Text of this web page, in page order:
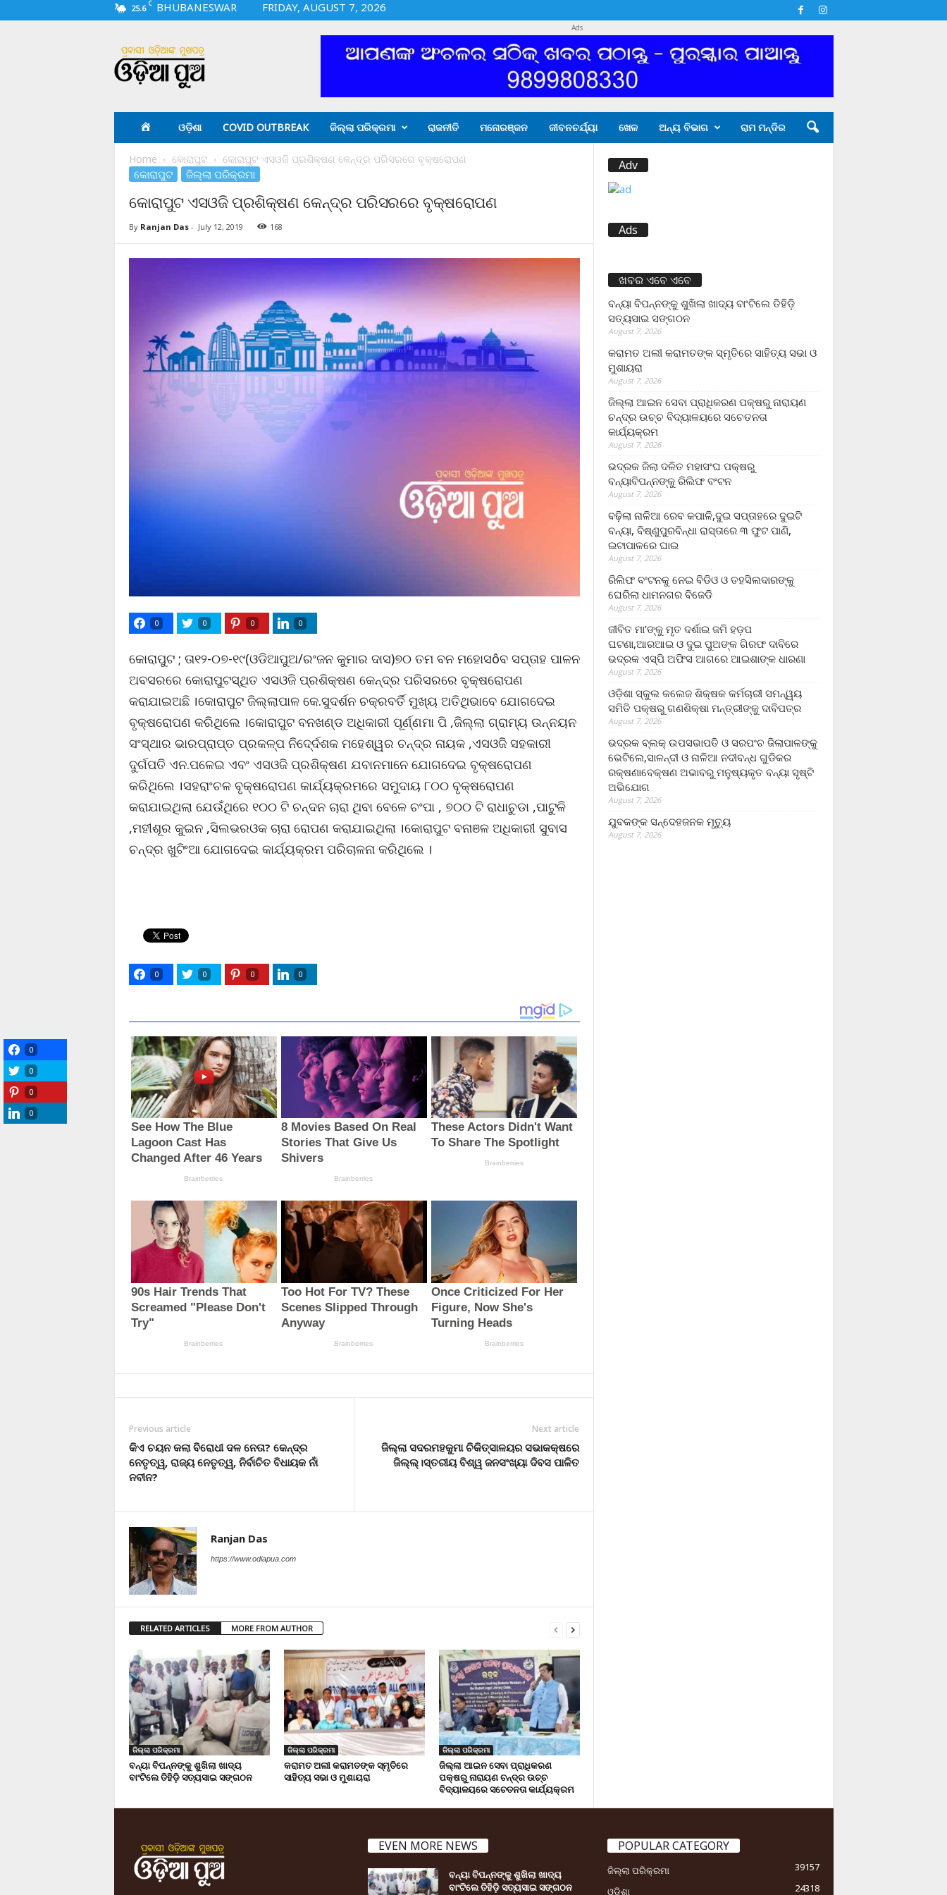
25.6 C BHUBANESWAR
FRIDAY, AUGUST 7, 2026
i
a
Ads
ଓଡ଼ିଶା COVID OUTBREAK ଜିଲ୍ଲା ପରିକ୍ରମା ରାଜନୀତି ମନୋରଞ୍ଜନ ଜୀବନଚର୍ଯ୍ୟା ଖେଳ ଅନ୍ୟ ବିଭାଗ ରାମ ମନ୍ଦିର
Home କୋରାପୁଟ କୋରାପୁଟ ଏସଓଜି ପ୍ରଶିକ୍ଷଣ କେନ୍ଦ୍ର ପରିସରରେ ବୃକ୍ଷରୋପଣ
କୋରାପୁଟ ଜିଲ୍ଲା ପରିକ୍ରମା
କୋରାପୁଟ ଏସଓଜି ପ୍ରଶିକ୍ଷଣ କେନ୍ଦ୍ର ପରିସରରେ ବୃକ୍ଷରୋପଣ
By Ranjan Das- July 12, 2019 168
0 0 0 0
କୋରାପୁଟ ; ତା୧୨-୦୭-୧୯(ଓଡିଆପୁଅ/ରଂଜନ କୁମାର ଦାସ)୭୦ ତମ ବନ ମହୋସôବ ସପ୍ତାହ ପାଳନ
ଅବସରରେ କୋରାପୁଟସ୍ଥିତ ଏସଓଜି ପ୍ରଶିକ୍ଷଣ କେନ୍ଦ୍ର ପରିସରରେ ବୃକ୍ଷରୋପଣ
କରାଯାଇଅଛି ।କୋରାପୁଟ ଜିଲ୍ଲାପାଳ କେ.ସୁଦର୍ଶନ ଚକ୍ରବର୍ତି ମୁଖ୍ୟ ଅତିଥିଭାବେ ଯୋଗଦେଇ
ବୃକ୍ଷରୋପଣ କରିଥିଲେ ।କୋରାପୁଟ ବନଖଣ୍ଡ ଅଧିକାରୀ ପୂର୍ଣ୍ଣମା ପି ,ଜିଲ୍ଲା ଗ୍ରାମ୍ୟ ଉନ୍ନୟନ
ସଂସ୍ଥାର ଭାରପ୍ରାପ୍ତ ପ୍ରକଳ୍ପ ନିଦେ୍ର୍ଦଶକ ମହେଶ୍ୱର ଚନ୍ଦ୍ର ନାୟକ ,ଏସଓଜି ସହକାରୀ
ଦୁର୍ଗପତି ଏନ.ପଳେଇ ଏବଂ ଏସଓଜି ପ୍ରଶିକ୍ଷଣ ଯବାନମାନେ ଯୋଗଦେଇ ବୃକ୍ଷରୋପଣ
କରିଥିଲେ ।ସହରାଂଚଳ ବୃକ୍ଷରୋପଣ କାର୍ଯ୍ୟକ୍ରମରେ ସମୁଦାୟ ୮୦୦ ବୃକ୍ଷରୋପଣ
କରାଯାଇଥିଲା ଯେଉଁଥିରେ ୧୦୦ ଟି ଚନ୍ଦନ ଚାରା ଥିବା ବେଳେ ଚଂପା , ୭୦୦ ଟି ରାଧାଚୁଡା ,ପାଟୁଳି
,ମହୀଶୂର କୁଇନ ,ସିଲଭରଓକ ଚାରା ରୋପଣ କରାଯାଇଥିଲା ।କୋରାପୁଟ ବନାଞଳ ଅଧିକାରୀ ସୁବାସ
ଚନ୍ଦ୍ର ଖୁଟିଂଆ ଯୋଗଦେଇ କାର୍ଯ୍ୟକ୍ରମ ପରିଚାଳନା କରିଥିଲେ ।
0 0 0 0
Previous article
କିଏ ଚୟନ କଲା ବିରୋଧୀ ଦଳ ନେତା? କେନ୍ଦ୍ର
ନେତୃତ୍ୱ, ରାଜ୍ୟ ନେତୃତ୍ୱ, ନିର୍ବାଚିତ ବିଧାୟକ ନାଁ
ନବୀନ?
Next article
ଜିଲ୍ଲା ସଦରମହକୁମା ଚିକିତ୍ସାଳୟର ସଭାକକ୍ଷରେ
ଜିଲ୍ଲ୍।ସ୍ତରୀୟ ବିଶ୍ୱ ଜନସଂଖ୍ୟା ଦିବସ ପାଳିତ
Ranjan Das
https://www.odiapua.com
RELATED ARTICLES MORE FROM AUTHOR
ଜିଲ୍ଲା ପରିକ୍ରମା
ବନ୍ୟା ବିପନ୍ନଙ୍କୁ ଶୁଖିଲା ଖାଦ୍ୟ
ବାଂଟିଲେ ତିହିଡି଼ ସତ୍ୟସାଇ ସଙ୍ଗଠନ
ଜିଲ୍ଲା ପରିକ୍ରମା
କରାମତ ଅଲୀ କରାମତଙ୍କ ସ୍ମୃତିରେ
ସାହିତ୍ୟ ସଭା ଓ ମୁଶାୟରା
ଜିଲ୍ଲା ପରିକ୍ରମା
ଜିଲ୍ଲା ଆଇନ ସେବା ପ୍ରାଧିକରଣ
ପକ୍ଷରୁ ନାରାୟଣ ଚନ୍ଦ୍ର ଉଚ୍ଚ
ବିଦ୍ୟାଳୟରେ ସଚେତନତା କାର୍ଯ୍ୟକ୍ରମ
Adv
Ads
ଖବର ଏବେ ଏବେ
ବନ୍ୟା ବିପନ୍ନଙ୍କୁ ଶୁଖିଲା ଖାଦ୍ୟ ବାଂଟିଲେ ତିହିଡି଼
ସତ୍ୟସାଇ ସଙ୍ଗଠନ
August 7, 2026
କରାମତ ଅଲୀ କରାମତଙ୍କ ସ୍ମୃତିରେ ସାହିତ୍ୟ ସଭା ଓ
ମୁଶାୟରା
August 7, 2026
ଜିଲ୍ଲା ଆଇନ ସେବା ପ୍ରାଧିକରଣ ପକ୍ଷରୁ ନାରାୟଣ
ଚନ୍ଦ୍ର ଉଚ୍ଚ ବିଦ୍ୟାଳୟରେ ସଚେତନତା
କାର୍ଯ୍ୟକ୍ରମ
August 7, 2026
ଭଦ୍ରକ ଜିଲା ଦଳିତ ମହାସଂଘ ପକ୍ଷରୁ
ବନ୍ୟାବିପନ୍ନଙ୍କୁ ରିଲିଫ ବଂଟନ
August 7, 2026
ବଢ଼ିଲା ନାଳିଆ ରେବ କପାଳି,ଦୁଇ ସପ୍ତାହରେ ଦୁଇଟି
ବନ୍ୟା, ବିଷ୍ଣୁପୁରବିନ୍ଧା ରାସ୍ତାରେ ୩ ଫୁଟ ପାଣି,
ଇଟାପାଳରେ ଘାଇ
August 7, 2026
ରିଲିଫ ବଂଟନକୁ ନେଇ ବିଡିଓ ଓ ତହସିଲଦାରଙ୍କୁ
ଘେରିଲା ଧାମନଗର ବିଜେଡି
August 7, 2026
ଜୀବିତ ମା’ଙ୍କୁ ମୃତ ଦର୍ଶାଇ ଜମି ହଡ଼ପ
ଘଟଣା,ଆରଆଇ ଓ ଦୁଇ ପୁଅଙ୍କ ଗିରଫ ଦାବିରେ
ଭଦ୍ରକ ଏସ୍‌ପି ଅଫିସ ଆଗରେ ଆଇଶାଙ୍କ ଧାରଣା
August 7, 2026
ଓଡ଼ିଶା ସ୍କୁଲ କଲେଜ ଶିକ୍ଷକ କର୍ମଚାରୀ ସମନ୍ୱୟ
ସମିତି ପକ୍ଷରୁ ଗଣଶିକ୍ଷା ମନ୍ତ୍ରୀଙ୍କୁ ଦାବିପତ୍ର
August 7, 2026
ଭଦ୍ରକ ବ୍ଲକ୍ ଉପସଭାପତି ଓ ସରପଂଚ ଜିଲାପାଳଙ୍କୁ
ଭେଟିଲେ,ସାଳନ୍ଦୀ ଓ ନାଳିଆ ନଦୀବନ୍ଧ ଗୁଡିକର
ରକ୍ଷଣାବେକ୍ଷଣ ଅଭାବରୁ ମନୁଷ୍ୟକୃତ ବନ୍ୟା ସୃଷ୍ଟି
ଅଭିଯୋଗ
August 7, 2026
ଯୁବକଙ୍କ ସନ୍ଦେହଜନକ ମୃତ୍ୟୁ
August 7, 2026
EVEN MORE NEWS
ବନ୍ୟା ବିପନ୍ନଙ୍କୁ ଶୁଖିଲା ଖାଦ୍ୟ
ବାଂଟିଲେ ତିହିଡି଼ ସତ୍ୟସାଇ ସଙ୍ଗଠନ
POPULAR CATEGORY
ଜିଲ୍ଲା ପରିକ୍ରମା
39157
ଓଡ଼ିଶା
24318
0
0
0
0